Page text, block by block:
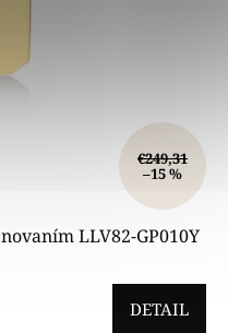
€249,31
–15 %
LLV82-GP010Y
DETAIL